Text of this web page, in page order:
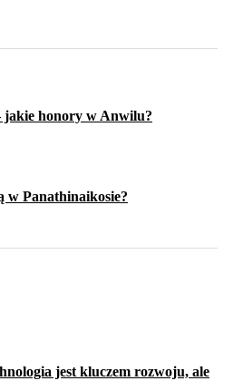
jakie honory w Anwilu?
w Panathinaikosie?
jest kluczem rozwoju, ale